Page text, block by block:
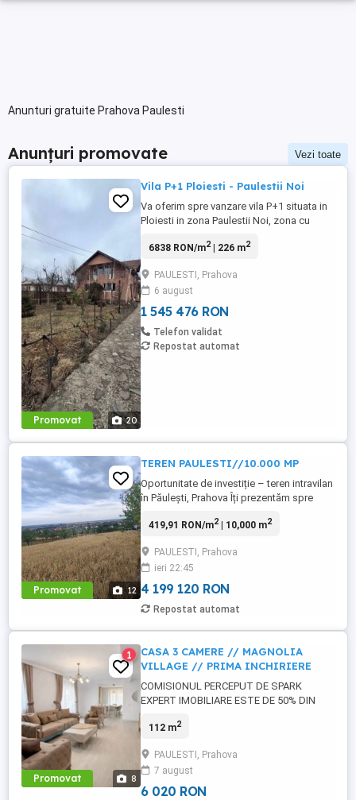
Anunturi gratuite Prahova Paulesti
Anunțuri promovate Vezi toate
Promovat 20
Vila P+1 Ploiesti - Paulestii Noi
Va oferim spre vanzare vila P+1 situata in
Ploiesti in zona Paulestii Noi, zona cu
comerciale importante ale orasului, la
se zona comerciala Ploiesti Shoping
City.Vila are o suprafata totala desfasurata
de 226 ,71 mp ...
6838 RON/m2| 226 m2
PAULESTI, Prahova
6 august
1 545 476 RON
Telefon validat
Repostat automat
Promovat 12
TEREN PAULESTI//10.000 MP
Oportunitate de investiție – teren intravilan
în Păulești, Prahova Îți prezentăm spre
ridicat, situat în comuna Păulești, una
din apropierea Ploieștiului. Caracteristici:
Suprafață: 10.000 mp Deschidere la
stradă: ...
419,91 RON/m2| 10,000 m2
PAULESTI, Prahova
ieri 22:45
4 199 120 RON
Repostat automat
Promovat 8
1
CASA 3 CAMERE // MAGNOLIA
VILLAGE // PRIMA INCHIRIERE
COMISIONUL PERCEPUT DE SPARK
EXPERT IMOBILIARE ESTE DE 50% DIN
noua cu 3 camere, finalizata recent si
inchiriere. Situata in ansamblul rezidential
Magnolia (Paulesti), amplasat intr-o zona
linistita cu acces restrictionat, parc, ...
112 m2
PAULESTI, Prahova
7 august
6 020 RON